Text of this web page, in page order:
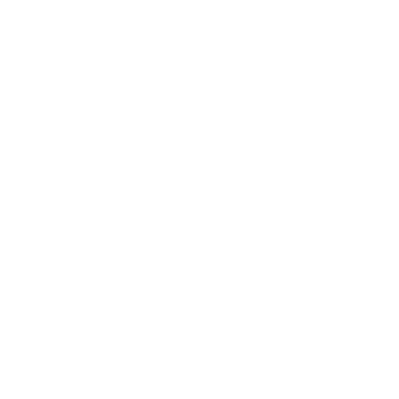
き作成されるも
ありません。
です。
ず変更すること
1000ppm以下、
下、フタル酸ジブチ
) : 1000ppm、
要な手段を講じ
これらの製造装